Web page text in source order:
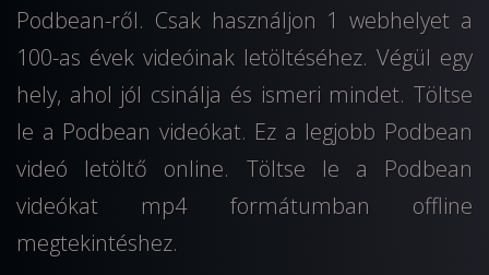
Podbean-ről. Csak használjon 1 webhelyet a
100-as évek videóinak letöltéséhez. Végül egy
hely, ahol jól csinálja és ismeri mindet. Töltse
le a Podbean videókat. Ez a legjobb Podbean
videó letöltő online. Töltse le a Podbean
videókat mp4 formátumban offline
megtekintéshez.